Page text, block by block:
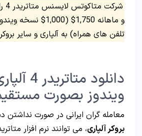
تلفن های همراه) به آلپاری و سایر
دانلود
ویندوز بصورت
معامله گران ایرانی در صورت نداشتن
بروکر آلپاری، می توانند نرم افزار